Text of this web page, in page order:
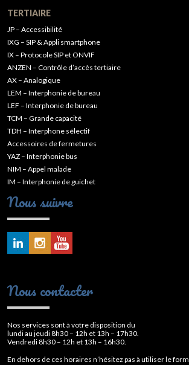
TERTIAIRE
JP – Accessibilité
IXG – SIP & Appli smartphone
IX – Protocole SIP et ONVIF
ANZEN – Contrôle d’accès tertiaire
AX – Analogique
LEM – Interphonie de bureau
LEF – Interphonie de bureau
TCM – Grande capacité
TDH – Interphone sélectif
Accessoires de fermetures
YAZ – Interphonie bus
NIM – Appel malade
IM – Interphonie de guichet
Nous suivre
Nous contacter
Nos services sont à votre disposition du
lundi au jeudi 8h30 – 12h et 13h – 17h30.
Vendredi 8h30 – 12h et 13h – 16h30.
En dehors de ces horaires n’hésitez pas à utiliser le